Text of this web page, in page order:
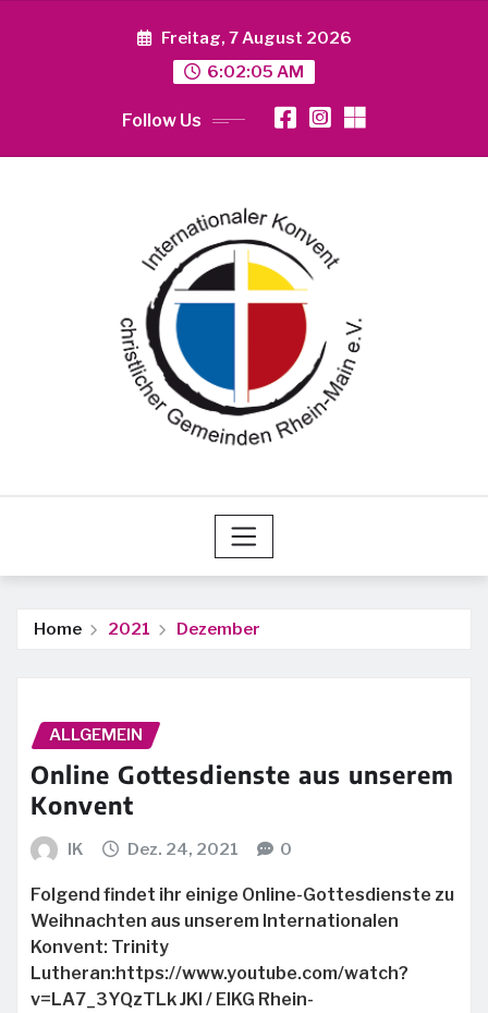
Freitag, 7 August 2026
6:02:05 AM
Follow Us
Home 2021 Dezember
ALLGEMEIN
Online Gottesdienste aus unserem
Konvent
IK Dez. 24, 2021 0
Folgend findet ihr einige Online-Gottesdienste zu
Weihnachten aus unserem Internationalen
Konvent: Trinity
Lutheran:https://www.youtube.com/watch?
v=LA7_3YQzTLk JKI / EIKG Rhein-